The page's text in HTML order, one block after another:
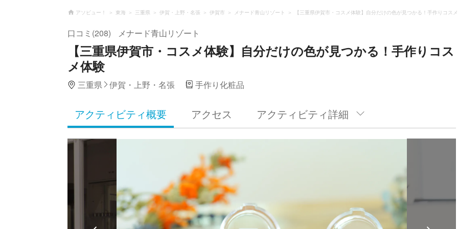
アソビュー！ 東海 三重県 伊賀・上野・名張 伊賀市 メナード青山リゾート 【三重県伊賀市・コスメ体験】自分だけの色が見つかる！手作りコス
口コミ(208) メナード青山リゾート
【三重県伊賀市・コスメ体験】自分だけの色が見つかる！手作りコス
メ体験
三重県 伊賀・上野・名張 手作り化粧品
アクティビティ概要 アクセス アクティビティ詳細